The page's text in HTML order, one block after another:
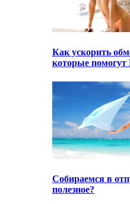
Как ускорить
которые помогут
Собираемся в
полезное?